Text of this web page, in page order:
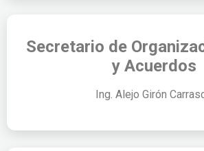
Secretario de
y Acuerdos
Ing. Alejo Girón